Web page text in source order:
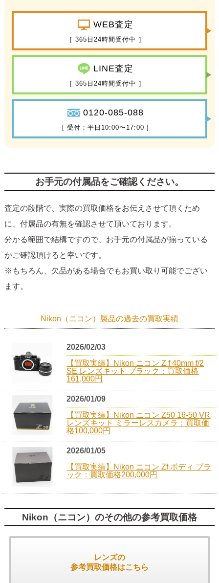
WEB査定
［ 365日24時間受付中 ］
LINE査定
［ 365日24時間受付中 ］
0120-085-088
[ 受付：平日10:00〜17:00 ]
お手元の付属品をご確認ください。
査定の段階で、実際の買取価格をお伝えさせて頂くため
に、付属品の有無を確認させて頂いております。
分かる範囲で結構ですので、お手元の付属品が揃っている
かご確認頂けると幸いです。
※もちろん、欠品がある場合でもお買い取り可能でござい
ます。
Nikon（ニコン）製品の過去の買取実績
2026/02/03
【買取実績】Nikon ニコン Z f 40mm f/2
SE レンズキット ブラック：買取価格
161,000円
2026/01/09
【買取実績】Nikon ニコン Z50 16-50 VR
レンズキット ミラーレスカメラ：買取価
格100,000円
2026/01/05
【買取実績】Nikon ニコン Zf ボディ ブラ
ック：買取価格200,000円
Nikon（ニコン）のその他の参考買取価格
レンズの
参考買取価格はこちら